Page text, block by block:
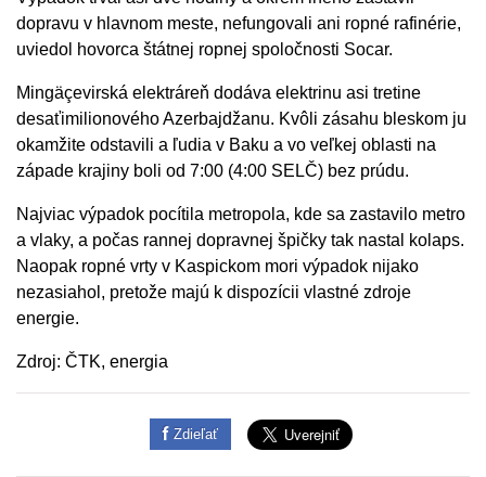
dopravu v hlavnom meste, nefungovali ani ropné rafinérie,
uviedol hovorca štátnej ropnej spoločnosti Socar.
Mingäçevirská elektráreň dodáva elektrinu asi tretine
desaťimilionového Azerbajdžanu. Kvôli zásahu bleskom ju
okamžite odstavili a ľudia v Baku a vo veľkej oblasti na
západe krajiny boli od 7:00 (4:00 SELČ) bez prúdu.
Najviac výpadok pocítila metropola, kde sa zastavilo metro
a vlaky, a počas rannej dopravnej špičky tak nastal kolaps.
Naopak ropné vrty v Kaspickom mori výpadok nijako
nezasiahol, pretože majú k dispozícii vlastné zdroje
energie.
Zdroj: ČTK, energia
Zdieľať